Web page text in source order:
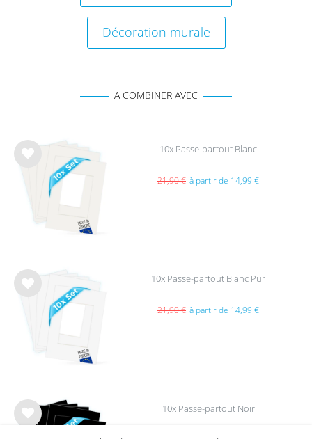
Décoration murale
A COMBINER AVEC
10x Passe-partout Blanc
21,90 € à partir de 14,99 €
10x Passe-partout Blanc Pur
21,90 € à partir de 14,99 €
List
10x Passe-partout Noir